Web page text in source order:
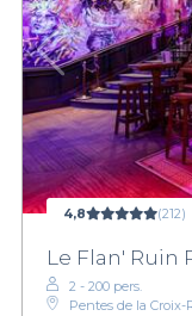
4,8 (212)
Le Flan' Ruin
2 - 200 pers.
Pentes de la Croix-